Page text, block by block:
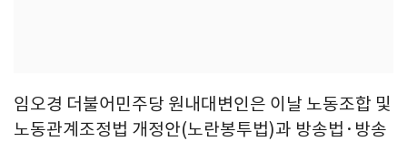
임오경 더불어민주당 원내대변인은 이날 노동조합 및
노동관계조정법 개정안(노란봉투법)과 방송법·방송